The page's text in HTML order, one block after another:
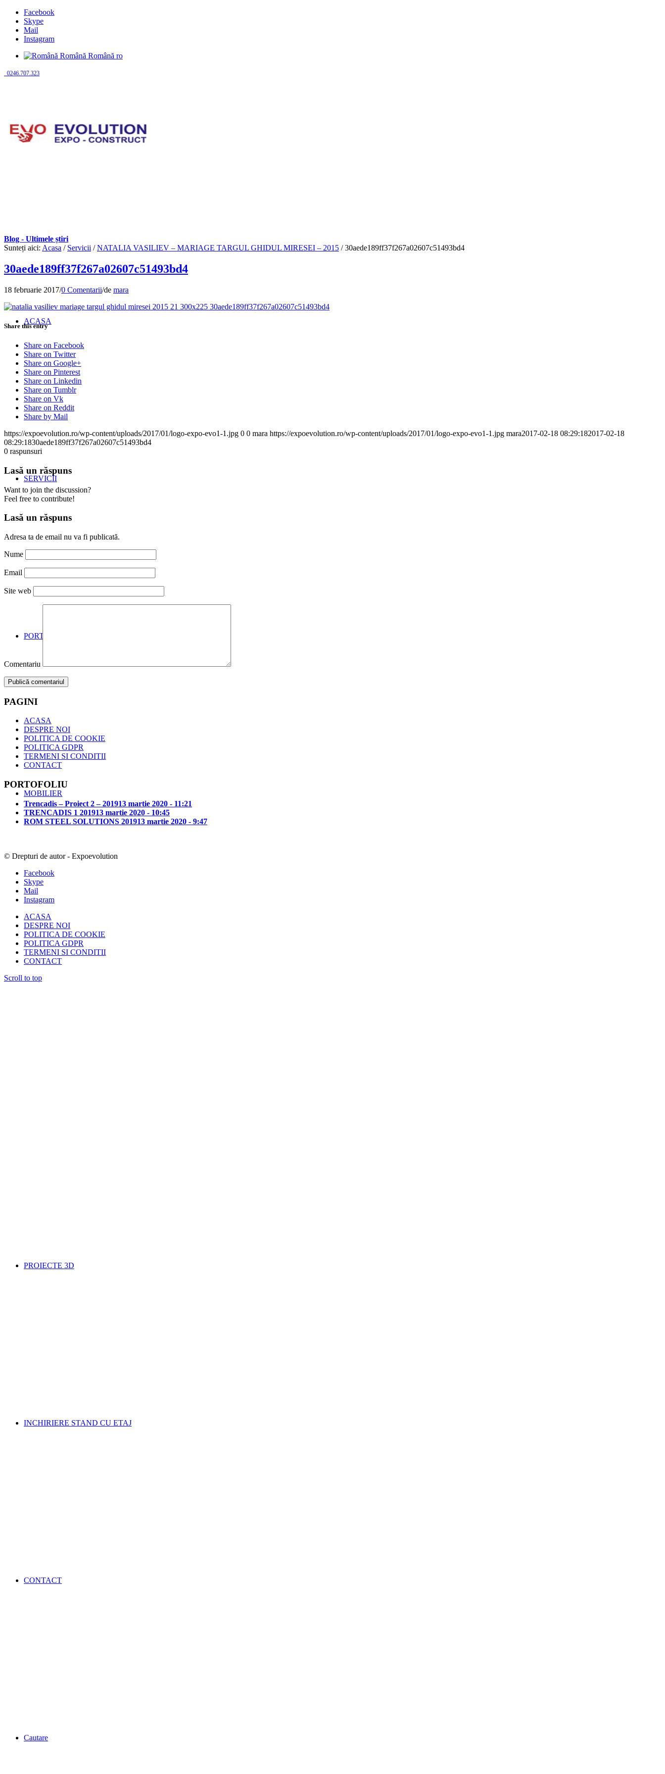
Facebook
Skype
Mail
Instagram
Română Română ro
0246.707.323
ACASA
SERVICII
PORTOFOLIU STANDURI EXPOZITIONALE
MOBILIER
PROIECTE 3D
INCHIRIERE STAND CU ETAJ
CONTACT
Cautare
Blog - Ultimele știri
Sunteți aici: Acasa / Servicii / NATALIA VASILIEV – MARIAGE TARGUL GHIDUL MIRESEI – 2015 / 30aede189ff37f267a02607c51493bd4
30aede189ff37f267a02607c51493bd4
18 februarie 2017/0 Comentarii/de mara
Share this entry
Share on Facebook
Share on Twitter
Share on Google+
Share on Pinterest
Share on Linkedin
Share on Tumblr
Share on Vk
Share on Reddit
Share by Mail
https://expoevolution.ro/wp-content/uploads/2017/01/logo-expo-evo1-1.jpg 0 0 mara https://expoevolution.ro/wp-content/uploads/2017/01/logo-expo-evo1-1.jpg mara2017-02-18 08:29:182017-02-18
08:29:1830aede189ff37f267a02607c51493bd4
0 raspunsuri
Lasă un răspuns
Want to join the discussion?
Feel free to contribute!
Lasă un răspuns
Adresa ta de email nu va fi publicată.
Nume
Email
Site web
Comentariu
PAGINI
ACASA
DESPRE NOI
POLITICA DE COOKIE
POLITICA GDPR
TERMENI SI CONDITII
CONTACT
PORTOFOLIU
Trencadis – Proiect 2 – 201913 martie 2020 - 11:21
TRENCADIS 1 201913 martie 2020 - 10:45
ROM STEEL SOLUTIONS 201913 martie 2020 - 9:47
© Drepturi de autor - Expoevolution
Facebook
Skype
Mail
Instagram
ACASA
DESPRE NOI
POLITICA DE COOKIE
POLITICA GDPR
TERMENI SI CONDITII
CONTACT
Scroll to top